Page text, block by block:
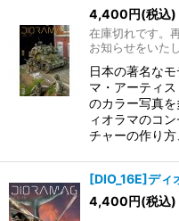
4,400円(税込)
在庫切れです。
お知らせをいた
日本の著名な
マ・アーティ
のカラー写真
ィオラマのコ
チャーの作り
[DIO_16E]ディ
4,400円(税込)